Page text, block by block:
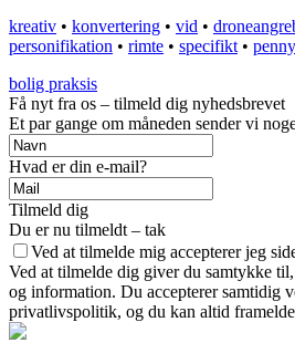
kreativ • konvertering • vid •
personifikation • rimte • specifikt • penny
bolig praksis
Få nyt fra os – tilmeld dig nyhedsbrevet
Et par gange om måneden sender vi
Hvad er din e-mail?
Tilmeld dig
Du er nu tilmeldt – tak
Ved at tilmelde mig accepterer jeg
Ved at tilmelde dig giver du samtykke
og information. Du accepterer samtidig
privatlivspolitik, og du kan altid